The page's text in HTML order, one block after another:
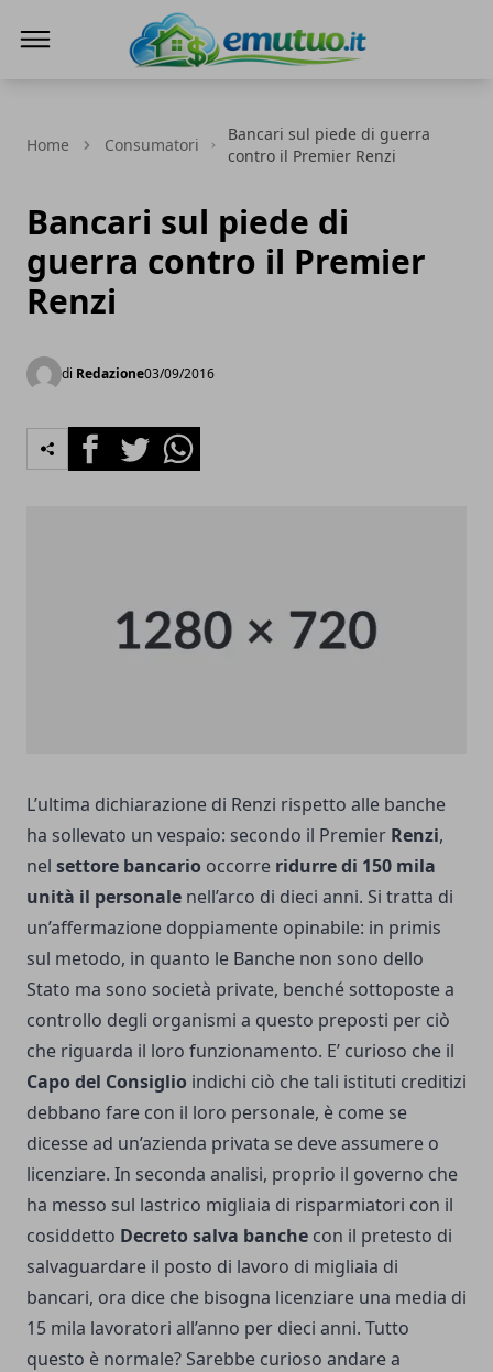
Home Consumatori
Bancari sul piede di guerra
contro il Premier Renzi
Bancari sul piede di
guerra contro il Premier
Renzi
di Redazione03/09/2016
FacebookTwitterWhatsapp
L’ultima dichiarazione di Renzi rispetto alle banche
ha sollevato un vespaio: secondo il Premier Renzi,
nel settore bancario occorre ridurre di 150 mila
unità il personale nell’arco di dieci anni. Si tratta di
un’affermazione doppiamente opinabile: in primis
sul metodo, in quanto le Banche non sono dello
Stato ma sono società private, benché sottoposte a
controllo degli organismi a questo preposti per ciò
che riguarda il loro funzionamento. E’ curioso che il
Capo del Consiglio indichi ciò che tali istituti creditizi
debbano fare con il loro personale, è come se
dicesse ad un’azienda privata se deve assumere o
licenziare. In seconda analisi, proprio il governo che
ha messo sul lastrico migliaia di risparmiatori con il
cosiddetto Decreto salva banche con il pretesto di
salvaguardare il posto di lavoro di migliaia di
bancari, ora dice che bisogna licenziare una media di
15 mila lavoratori all’anno per dieci anni. Tutto
questo è normale? Sarebbe curioso andare a